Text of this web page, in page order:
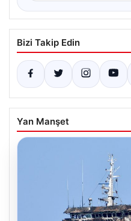
Bizi Takip Edin
Yan Manşet